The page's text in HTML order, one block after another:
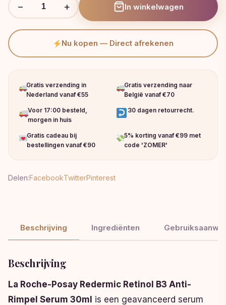
− + In winkelwagen
Nu kopen — Direct afrekenen
Gratis verzending in
Nederland vanaf €55
Gratis verzending naar
België vanaf €70
Voor 17:00 besteld,
morgen in huis
30 dagen retourrecht.
Gratis cadeau bij
bestellingen vanaf €90
5% korting vanaf €99 met
code 'ZOMER'
Delen:FacebookTwitterPinterest
Beschrijving Ingrediënten
Beschrijving
La Roche-Posay Redermic Retinol B3 Anti-
Rimpel Serum 30ml is een geavanceerd serum